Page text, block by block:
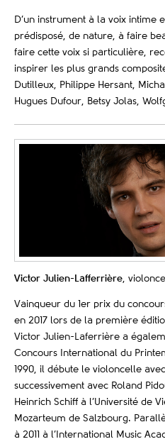
D’un instrument à la voix intime
prédisposé, de nature, à faire
faire cette voix si particulière,
inspirer les plus grands
Dutilleux, Philippe Hersant,
Hugues Dufour, Betsy Jolas,
Victor Julien-Lafferrière ,
Vainqueur du 1er prix du
en 2017 lors de la première
Victor Julien-Laferrière a
Concours International du
1990, il débute le violoncelle
successivement avec Roland
Heinrich Schiff à l’Université de
Mozarteum de Salzbourg.
à 2011 à l’International Music